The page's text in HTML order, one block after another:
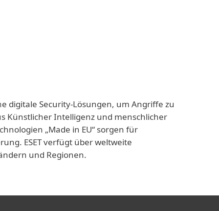
digitale Security-Lösungen, um Angriffe zu
Künstlicher Intelligenz und menschlicher
„Made in EU“ sorgen für
ESET verfügt über weltweite
und Regionen.